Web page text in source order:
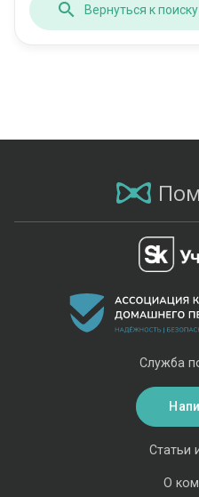
Вернуться к поиску
Статьи
О
Служба